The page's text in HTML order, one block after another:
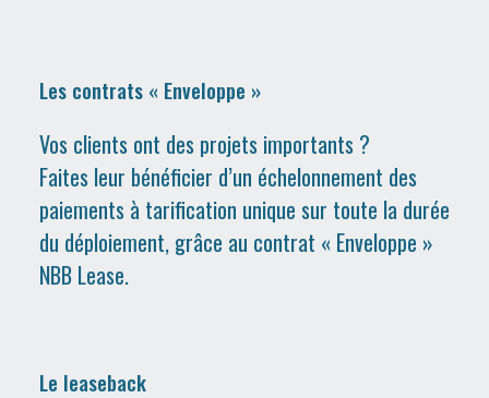
Les contrats « Enveloppe »
Vos clients ont des projets importants ?
Faites leur bénéficier d’un échelonnement des
paiements à tarification unique sur toute la durée
du déploiement, grâce au contrat « Enveloppe »
NBB Lease.
Le leaseback